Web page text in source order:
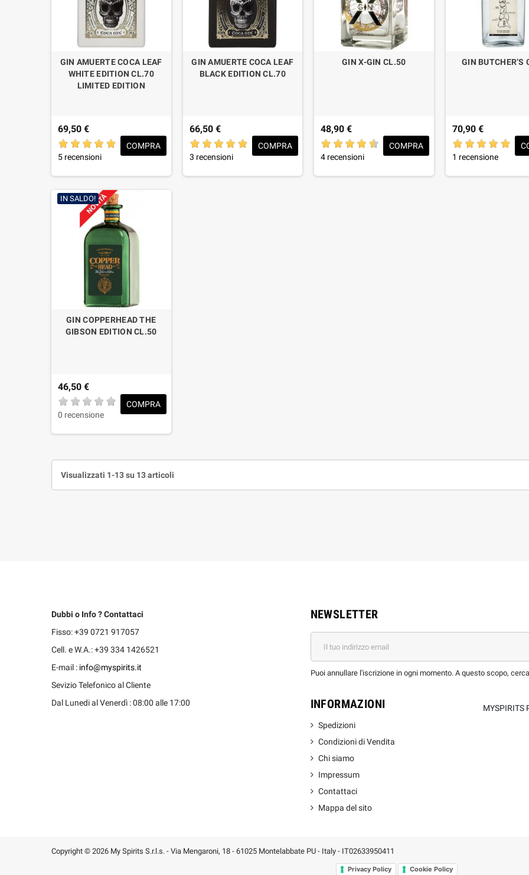
GIN AMUERTE COCA LEAF
WHITE EDITION CL.70
LIMITED EDITION
69,50 €
5 recensioni
COMPRA
GIN AMUERTE COCA LEAF
BLACK EDITION CL.70
66,50 €
3 recensioni
COMPRA
GIN X-GIN CL.50
48,90 €
4 recensioni
COMPRA
GIN BUTCHER’S
70,90 €
1 recensione
IN SALDO!
GIN COPPERHEAD THE
GIBSON EDITION CL.50
46,50 €
0 recensione
COMPRA
Visualizzati 1-13 su 13 articoli
Dubbi o Info ? Contattaci
Fisso: +39 0721 917057
Cell. e W.A.: +39 334 1426521
E-mail : info@myspirits.it
Sevizio Telefonico al Cliente
Dal Lunedi al Venerdì : 08:00 alle 17:00
NEWSLETTER
Puoi annullare l'iscrizione in ogni momento. A questo scopo,
INFORMAZIONI
Spedizioni
Condizioni di Vendita
Chi siamo
Impressum
Contattaci
Mappa del sito
MYSPIRITS
Copyright © 2026 My Spirits S.r.l.s. - Via Mengaroni, 18 - 61025 Montelabbate PU - Italy - IT02633950411
Privacy Policy Cookie Policy